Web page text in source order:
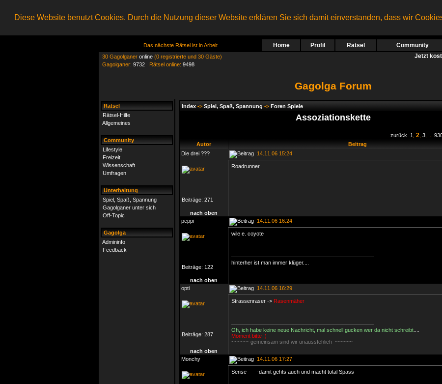
Diese Website benutzt Cookies. Durch die Nutzung dieser Website erklären Sie sich damit einverstanden, dass wir
Das nächste Rätsel ist in Arbeit Home Profil Rätsel Community
30 Gagolganer online (0 registrierte und 30 Gäste)
Gagolganer: 9732 Rätsel online: 9498
Jetzt
Gagolga Forum
Rätsel
Rätsel-Hilfe
Allgemeines
Community
Lifestyle
Freizeit
Wissenschaft
Umfragen
Unterhaltung
Spiel, Spaß, Spannung
Gagolganer unter sich
Off-Topic
Gagolga
Admininfo
Feedback
Index -> Spiel, Spaß, Spannung -> Foren Spiele
Assoziationskette
zurück 1 2 3
Autor
Beitrag
Die drei ???
14.11.06 15:24
Beiträge: 271
Roadrunner
nach oben
peppi
14.11.06 16:24
Beiträge: 122
wile e. coyote
hinterher ist man immer klüger....
nach oben
opti
14.11.06 16:29
Beiträge: 287
Strassenraser -> Rasenmäher
Oh, ich habe keine neue Nachricht, mal schnell gucken wer da nicht schreibt
Moment bitte :)
~~~~~~ gemeinsam sind wir unausstehlich ~~~~~~
nach oben
Monchy
14.11.06 17:27
Sense -damit gehts auch und macht total Spass